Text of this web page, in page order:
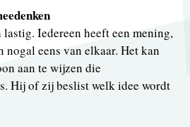
Iedereen heeft een mening,
eens van elkaar. Het kan
aan te wijzen die
Hij of zij beslist welk idee wordt